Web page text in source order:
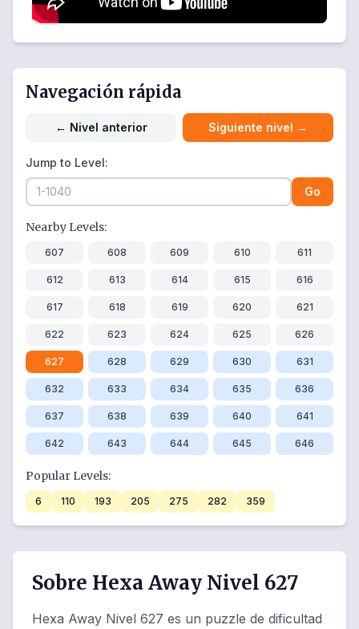
Navegación rápida
← Nivel anterior Siguiente nivel →
Jump to Level:
Go
Nearby Levels:
607 608 609 610 611
612 613 614 615 616
617 618 619 620 621
622 623 624 625 626
627 628 629 630 631
632 633 634 635 636
637 638 639 640 641
642 643 644 645 646
Popular Levels:
6 110 193 205 275 282 359
Sobre Hexa Away Nivel 627
Hexa Away Nivel 627 es un puzzle de dificultad